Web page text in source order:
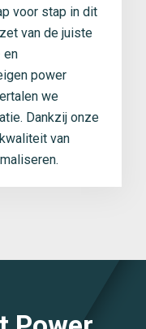
voor stap in dit
van de juiste
en
power
we
Dankzij onze
van